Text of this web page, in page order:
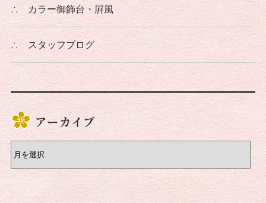
∴ カラー御飾台・屛風
∴ スタッフブログ
アーカイブ